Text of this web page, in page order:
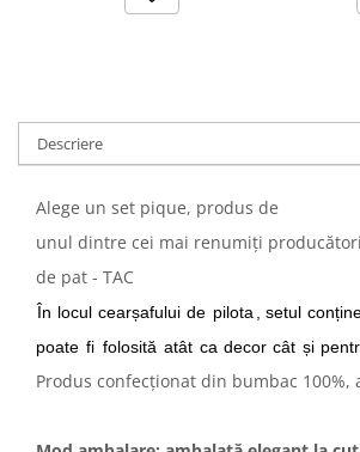
Descriere
Alege un set pique, produs de
unul dintre cei mai renumiți
de pat - TAC
În locul cearșafului de pilota , setul
poate fi folosită atât ca decor cât și
Produs confecționat din bumbac 100%,